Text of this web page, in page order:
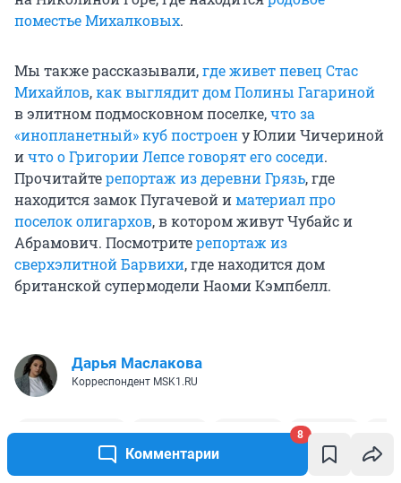
Комментарии
8
Ранее MSK1.RU публиковал репортаж из поселка
родовое
поместье Михалковых